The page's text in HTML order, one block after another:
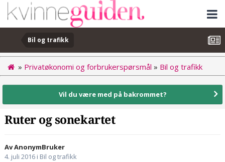
Bil og trafikk
» Privatøkonomi og forbrukerspørsmål » Bil og trafikk
Vil du være med på bakrommet?
Ruter og sonekartet
Av AnonymBruker
4. juli 2016 i Bil og trafikk